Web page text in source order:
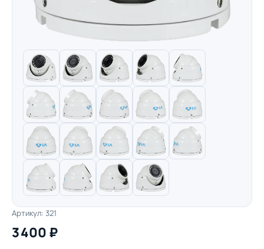
Артикул: 321
3 400 ₽